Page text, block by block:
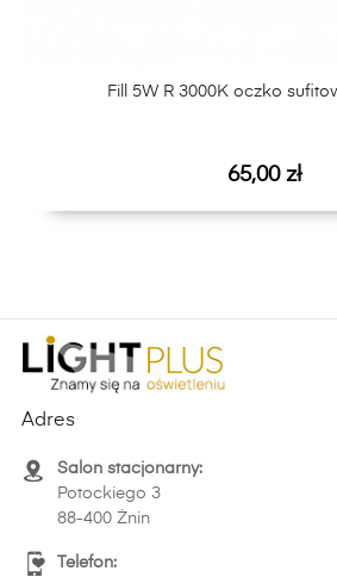
Fill 5W R 3000K oczko
Cena
65,00 zł
Adres
Salon stacjonarny:
Potockiego 3
88-400 Żnin
Telefon: